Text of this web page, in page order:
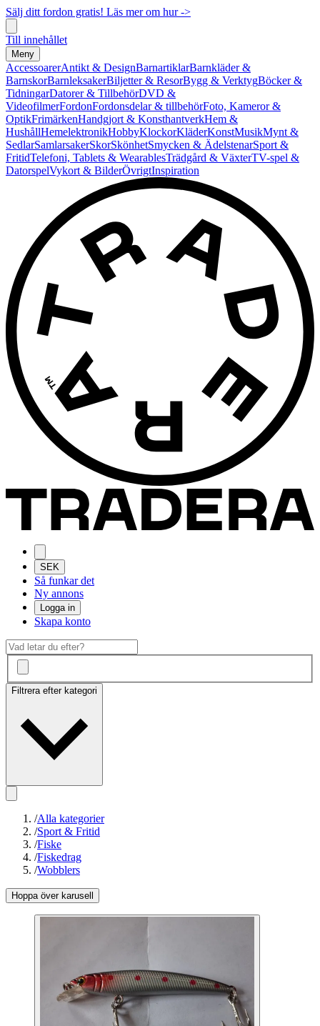
Sälj ditt fordon gratis! Läs mer om hur ->
Till innehållet
Meny
AccessoarerAntikt & DesignBarnartiklarBarnkläder &
BarnskorBarnleksakerBiljetter & ResorBygg & VerktygBöcker &
TidningarDatorer & TillbehörDVD &
VideofilmerFordonFordonsdelar & tillbehörFoto, Kameror &
OptikFrimärkenHandgjort & KonsthantverkHem &
HushållHemelektronikHobbyKlockorKläderKonstMusikMynt &
SedlarSamlarsakerSkorSkönhetSmycken & ÄdelstenarSport &
FritidTelefoni, Tablets & WearablesTrädgård & VäxterTV-spel &
DatorspelVykort & BilderÖvrigtInspiration
SEK
Så funkar det
Ny annons
Logga in
Skapa konto
Filtrera efter kategori
/Alla kategorier
/Sport & Fritid
/Fiske
/Fiskedrag
/Wobblers
Hoppa över karusell